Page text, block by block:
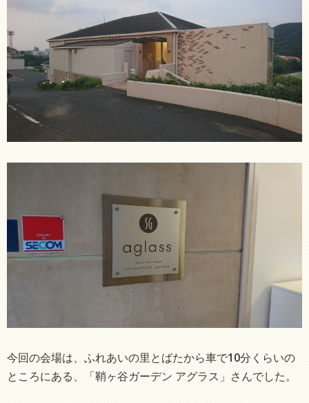
今回の会場は、ふれあいの里とばたから車で10分くらいの
ところにある、「鞘ヶ谷ガーデン アグラス」さんでした。